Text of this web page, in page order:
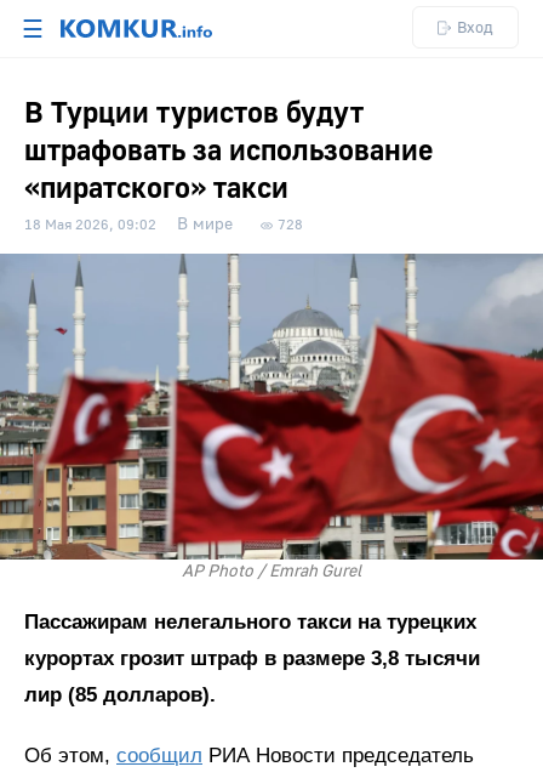
☰ Вход
В Турции туристов будут
штрафовать за использование
«пиратского» такси
18 Мая 2026, 09:02 В мире 728
AP Photo / Emrah Gurel
Пассажирам нелегального такси на турецких
курортах грозит штраф в размере 3,8 тысячи
лир (85 долларов).
Об этом, сообщил РИА Новости председатель